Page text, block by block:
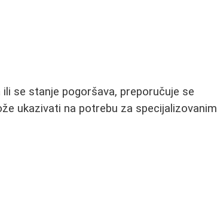
se stanje pogoršava, preporučuje se
ukazivati na potrebu za specijalizovanim